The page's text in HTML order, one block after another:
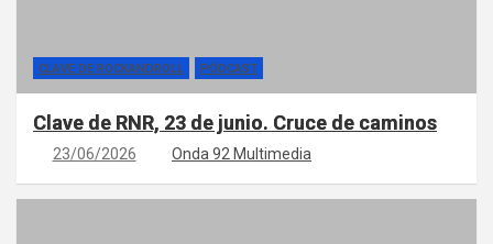
CLAVE DE ROCKANDROLL PÓDCAST
Clave de RNR, 23 de junio. Cruce de caminos
23/06/2026 Onda 92 Multimedia